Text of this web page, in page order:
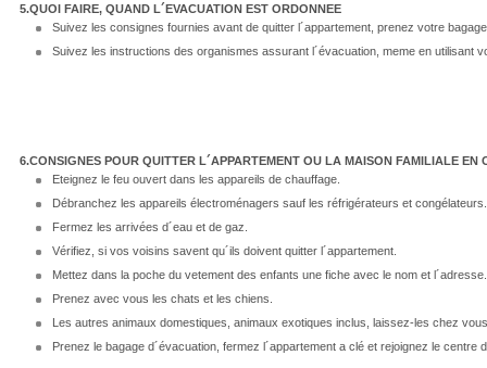
5.QUOI FAIRE, QUAND L´EVACUATION EST ORDONNEE
Suivez les consignes fournies avant de quitter l´appartement, prenez votre
Suivez les instructions des organismes assurant l´évacuation, meme en utilisant
6.CONSIGNES POUR QUITTER L´APPARTEMENT OU LA MAISON FAMILIALE EN
Eteignez le feu ouvert dans les appareils de chauffage.
Débranchez les appareils électroménagers sauf les réfrigérateurs et congélateurs.
Fermez les arrivées d´eau et de gaz.
Vérifiez, si vos voisins savent qu´ils doivent quitter l´appartement.
Mettez dans la poche du vetement des enfants une fiche avec le nom et l´adresse.
Prenez avec vous les chats et les chiens.
Les autres animaux domestiques, animaux exotiques inclus, laissez-les chez
Prenez le bagage d´évacuation, fermez l´appartement a clé et rejoignez le centre